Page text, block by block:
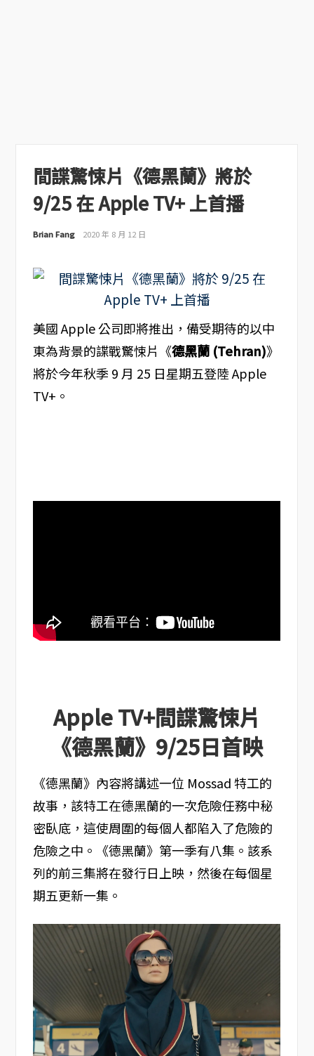
間諜驚悚片《德黑蘭》將於
9/25 在 Apple TV+ 上首播
Brian Fang 2020 年 8 月 12 日
美國 Apple 公司即將推出，備受期待的以中
東為背景的諜戰驚悚片《德黑蘭 (Tehran)》
將於今年秋季 9 月 25 日星期五登陸 Apple
TV+。
Apple TV+間諜驚悚片
《德黑蘭》9/25日首映
《德黑蘭》內容將講述一位 Mossad 特工的
故事，該特工在德黑蘭的一次危險任務中秘
密臥底，這使周圍的每個人都陷入了危險的
危險之中。《德黑蘭》第一季有八集。該系
列的前三集將在發行日上映，然後在每個星
期五更新一集。